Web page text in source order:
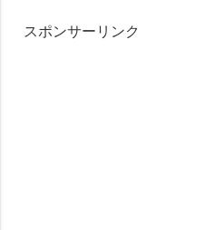
スポンサーリンク